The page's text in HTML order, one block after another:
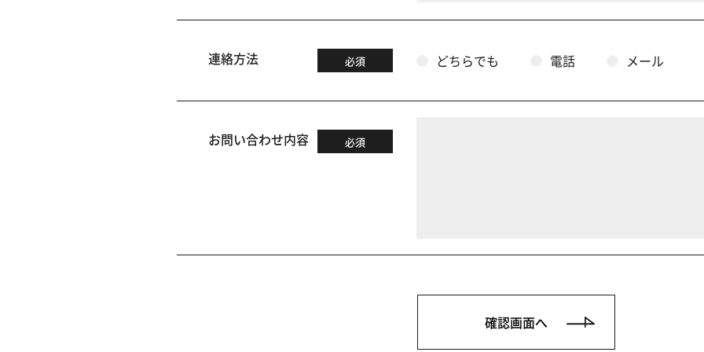
連絡方法 必須 どちらでも 電話 メール
お問い合わせ内容 必須